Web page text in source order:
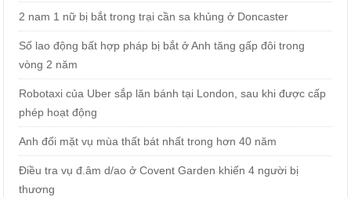
2 nam 1 nữ bị bắt trong trại cần sa khủng ở Doncaster
Số lao động bất hợp pháp bị bắt ở Anh tăng gấp đôi trong
vòng 2 năm
Robotaxi của Uber sắp lăn bánh tại London, sau khi được cấp
phép hoạt động
Anh đối mặt vụ mùa thất bát nhất trong hơn 40 năm
Điều tra vụ đ.âm d/ao ở Covent Garden khiến 4 người bị
thương